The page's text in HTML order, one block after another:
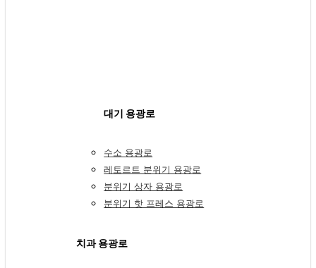
대기 용광로
수소 용광로
레토르트 분위기 용광로
분위기 상자 용광로
분위기 핫 프레스 용광로
치과 용광로